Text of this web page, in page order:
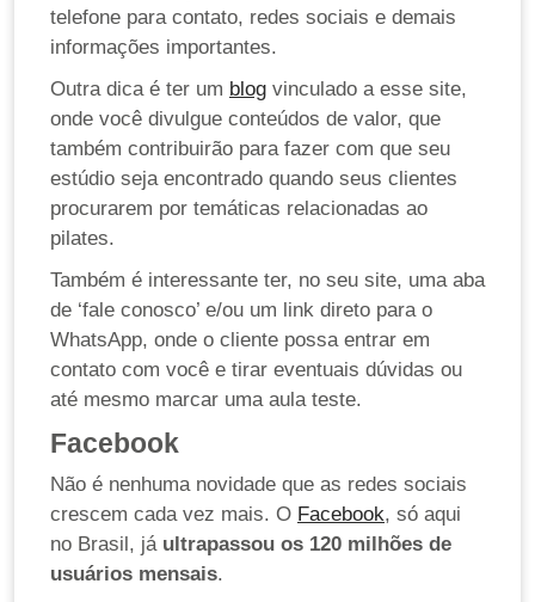
telefone para contato, redes sociais e demais
informações importantes.
Outra dica é ter um blog vinculado a esse site,
onde você divulgue conteúdos de valor, que
também contribuirão para fazer com que seu
estúdio seja encontrado quando seus clientes
procurarem por temáticas relacionadas ao
pilates.
Também é interessante ter, no seu site, uma aba
de ‘fale conosco’ e/ou um link direto para o
WhatsApp, onde o cliente possa entrar em
contato com você e tirar eventuais dúvidas ou
até mesmo marcar uma aula teste.
Facebook
Não é nenhuma novidade que as redes sociais
crescem cada vez mais. O Facebook, só aqui
no Brasil, já ultrapassou os 120 milhões de
usuários mensais.